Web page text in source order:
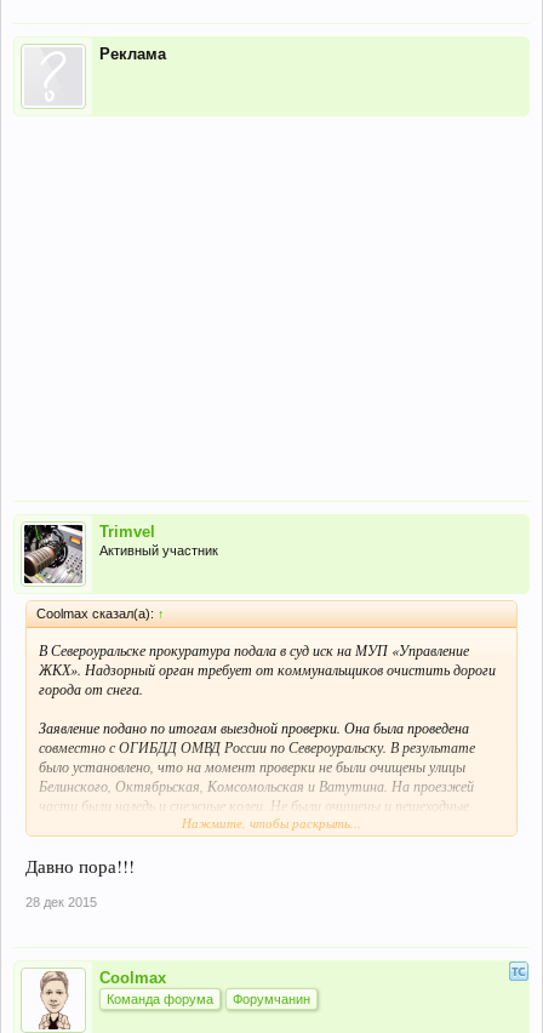
Реклама
Trimvel
Активный участник
Coolmax сказал(а): ↑
В Североуральске прокуратура подала в суд иск на МУП «Управление
ЖКХ». Надзорный орган требует от коммунальщиков очистить дороги
города от снега.
Заявление подано по итогам выездной проверки. Она была проведена
совместно с ОГИБДД ОМВД России по Североуральску. В результате
было установлено, что на момент проверки не были очищены улицы
Белинского, Октябрьская, Комсомольская и Ватутина. На проезжей
части были наледь и снежные колеи. Не были очищены и пешеходные
переходы. Вблизи от них уже образовались снежные валы, сообщают в
Прокуратура подала в суд иск с требованием устранить выявленные
нарушения требований федерального законодательства, очистив дороги
выявленных нарушений федерального законодательства.
Прокуроры заставляют свердловских коммунальщиков очистить дороги от снега
Нажмите, чтобы раскрыть...
Давно пора!!!
28 дек 2015
Coolmax
Команда форума Форумчанин